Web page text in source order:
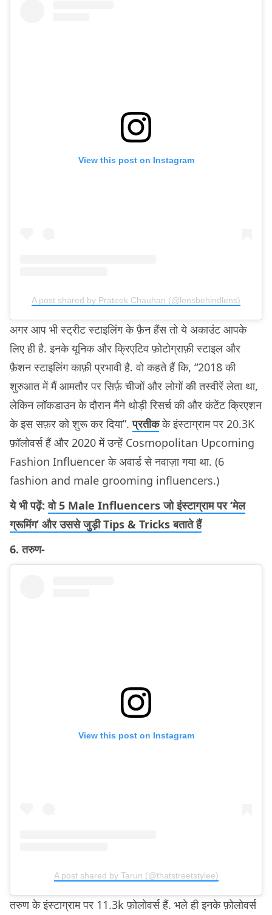
View this post on Instagram
A post shared by Prateek Chauhan (@lensbehindlens)
अगर आप भी स्ट्रीट स्टाइलिंग के फ़ैन हैंस तो ये अकाउंट आपके
लिए ही है. इनके यूनिक और क्रिएटिव फ़ोटोग्राफ़ी स्टाइल और
फ़ैशन स्टाइलिंग काफ़ी प्रभावी है. वो कहते हैं कि, “2018 की
शुरुआत में मैं आमतौर पर सिर्फ़ चीजों और लोगों की तस्वीरें लेता था,
लेकिन लॉकडाउन के दौरान मैंने थोड़ी रिसर्च की और कंटेंट क्रिएशन
के इस सफ़र को शुरू कर दिया”.प्रतीकके इंस्टाग्राम पर 20.3K
फ़ॉलोवर्स हैं और 2020 में उन्हें Cosmopolitan Upcoming
Fashion Influencer के अवार्ड से नवाज़ा गया था. (6
fashion and male grooming influencers.)
ये भी पढ़ें:वो 5 Male Influencers जो इंस्टाग्राम पर ‘मेल
ग्रूमिंग’ और उससे जुड़ी Tips & Tricks बताते हैं
6. तरुण-
View this post on Instagram
A post shared by Tarun (@thatstreetstylee)
तरुण के इंस्टाग्राम पर 11.3k फ़ोलोवर्स हैं. भले ही इनके फ़ोलोवर्स